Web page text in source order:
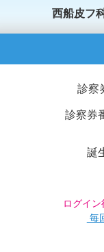
西船皮フ
診察
診察券
誕
ログイ
毎